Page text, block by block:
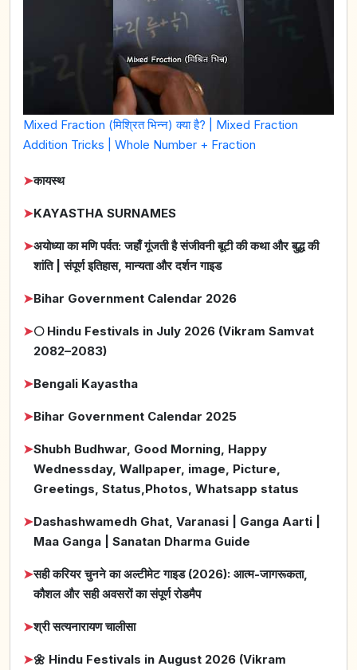
Mixed Fraction (मिश्रित भिन्न) क्या है? | Mixed Fraction
Addition Tricks | Whole Number + Fraction
➤कायस्थ
➤KAYASTHA SURNAMES
➤अयोध्या का मणि पर्वत: जहाँ गूंजती है संजीवनी बूटी की कथा और बुद्ध की
शांति | संपूर्ण इतिहास, मान्यता और दर्शन गाइड
➤Bihar Government Calendar 2026
➤🌕 Hindu Festivals in July 2026 (Vikram Samvat
2082–2083)
➤Bengali Kayastha
➤Bihar Government Calendar 2025
➤Shubh Budhwar, Good Morning, Happy
Wednessday, Wallpaper, image, Picture,
Greetings, Status,Photos, Whatsapp status
➤Dashashwamedh Ghat, Varanasi | Ganga Aarti |
Maa Ganga | Sanatan Dharma Guide
➤सही करियर चुनने का अल्टीमेट गाइड (2026): आत्म-जागरूकता,
कौशल और सही अवसरों का संपूर्ण रोडमैप
➤श्री सत्यनारायण चालीसा
➤🌼 Hindu Festivals in August 2026 (Vikram